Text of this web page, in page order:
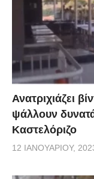
Ανατριχιάζει
ψάλλουν
Καστελόριζο
12 ΙΑΝΟΥΑΡΊΟΥ,